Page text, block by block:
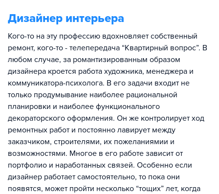
Дизайнер интерьера
Кого-то на эту профессию вдохновляет собственный
ремонт, кого-то - телепередача “Квартирный вопрос”. В
любом случае, за романтизированным образом
дизайнера кроется работа художника, менеджера и
коммуникатора-психолога. В его задачи входит не
только продумывание наиболее рациональной
планировки и наиболее функционального
декораторского оформления. Он же контролирует ход
ремонтных работ и постоянно лавирует между
заказчиком, строителями, их пожеланиямии и
возможностями. Многое в его работе зависит от
портфолио и наработанных связей. Особенно если
дизайнер работает самостоятельно, то пока они
появятся, может пройти несколько “тощих” лет, когда